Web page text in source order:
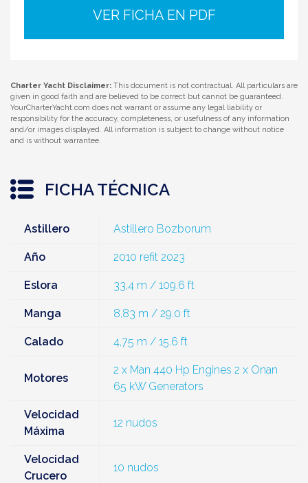
VER FICHA EN PDF
Charter Yacht Disclaimer: This document is not contractual. All particulars are
given in good faith and are believed to be correct but cannot be guaranteed.
YourCharterYacht.com does not warrant or assume any legal liability or
responsibility for the accuracy, completeness, or usefulness of any information
and/or images displayed. All information is subject to change without notice
and is without warrantee.
FICHA TÉCNICA
Astillero Astillero Bozborum
Año 2010 refit 2023
Eslora 33,4 m / 109.6 ft
Manga 8,83 m / 29.0 ft
Calado 4,75 m / 15.6 ft
Motores
2 x Man 440 Hp Engines 2 x Onan
65 kW Generators
Velocidad
Máxima
12 nudos
Velocidad
Crucero
10 nudos